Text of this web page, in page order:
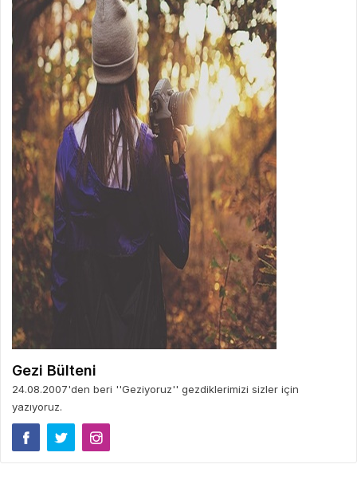
Gezi Bülteni
24.08.2007'den beri ''Geziyoruz'' gezdiklerimizi sizler için
yazıyoruz.